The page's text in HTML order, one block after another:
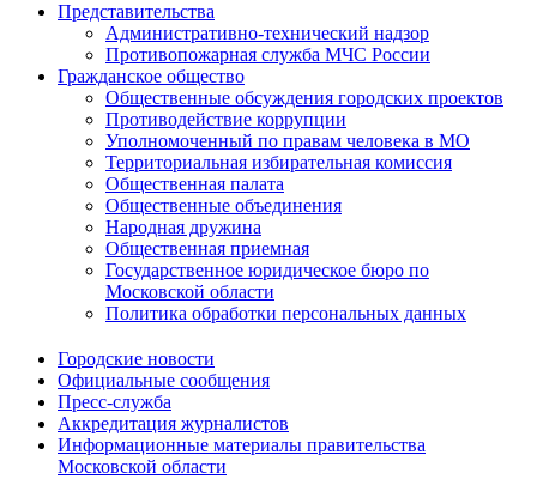
Представительства
Административно-технический надзор
Противопожарная служба МЧС России
Гражданское общество
Общественные обсуждения городских проектов
Противодействие коррупции
Уполномоченный по правам человека в МО
Территориальная избирательная комиссия
Общественная палата
Общественные объединения
Народная дружина
Общественная приемная
Государственное юридическое бюро по
Московской области
Политика обработки персональных данных
Городские новости
Официальные сообщения
Пресс-служба
Аккредитация журналистов
Информационные материалы правительства
Московской области